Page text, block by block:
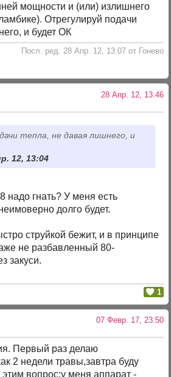
мощности и (или) излишнего
Отрегулируй подачи
и будет ОК
Посл. ред. 28 Апр. 12, 13:07 от Гонево
28 Апр. 12, 13:46
тепла, не давая лишнего, и
12, 13:04
надо гнать? У меня есть
долго будет.
струйкой бежит, и в принципе
не разбавленный 80-
закуси.
1
07 Февр. 17, 23:50
Первый раз делаю
2 недели травы,завтра буду
этим вопрос:у меня аппарат -